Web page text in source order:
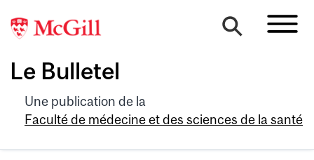
Le Bulletel
Une publication de la
Faculté de médecine et des sciences de la santé